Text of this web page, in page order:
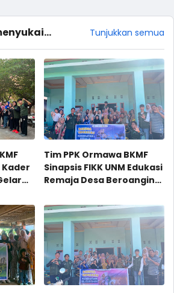
Tunjukkan semua
Kader
Tim PPK Ormawa BKMF
Sinapsis FIKK UNM Edukasi
Remaja Desa Beroanging
Bahaya Pernikahan Dini